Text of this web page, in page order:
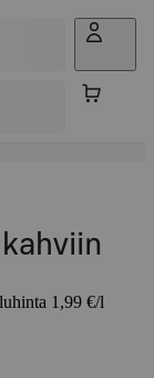
1,99 €/l